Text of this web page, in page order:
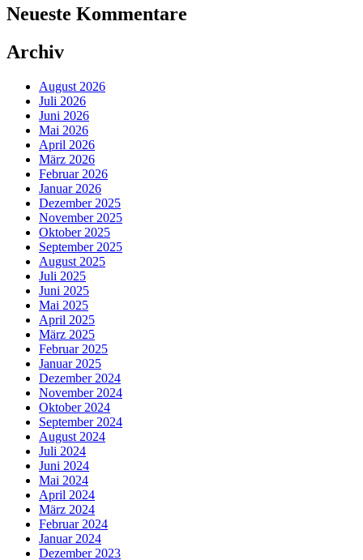
Neueste Kommentare
Archiv
August 2026
Juli 2026
Juni 2026
Mai 2026
April 2026
März 2026
Februar 2026
Januar 2026
Dezember 2025
November 2025
Oktober 2025
September 2025
August 2025
Juli 2025
Juni 2025
Mai 2025
April 2025
März 2025
Februar 2025
Januar 2025
Dezember 2024
November 2024
Oktober 2024
September 2024
August 2024
Juli 2024
Juni 2024
Mai 2024
April 2024
März 2024
Februar 2024
Januar 2024
Dezember 2023